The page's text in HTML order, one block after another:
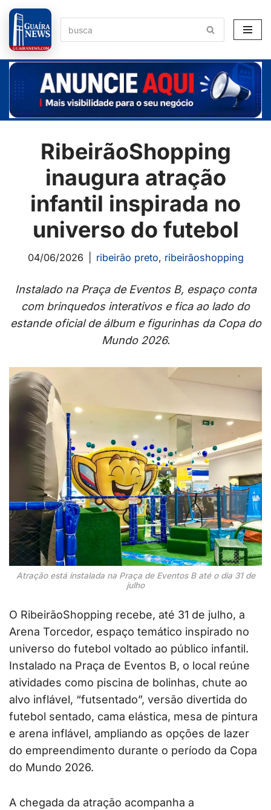
Pular
para
o
conteúdo
RibeirãoShopping
inaugura atração
infantil inspirada no
universo do futebol
04/06/2026 ribeirão preto, ribeirãoshopping
Instalado na Praça de Eventos B, espaço conta
com brinquedos interativos e fica ao lado do
estande oficial de álbum e figurinhas da Copa do
Mundo 2026.
Atração está instalada na Praça de Eventos B até o dia 31 de
julho
O RibeirãoShopping recebe, até 31 de julho, a
Arena Torcedor, espaço temático inspirado no
universo do futebol voltado ao público infantil.
Instalado na Praça de Eventos B, o local reúne
atividades como piscina de bolinhas, chute ao
alvo inflável, “futsentado”, versão divertida do
futebol sentado, cama elástica, mesa de pintura
e arena inflável, ampliando as opções de lazer
do empreendimento durante o período da Copa
do Mundo 2026.
A chegada da atração acompanha a